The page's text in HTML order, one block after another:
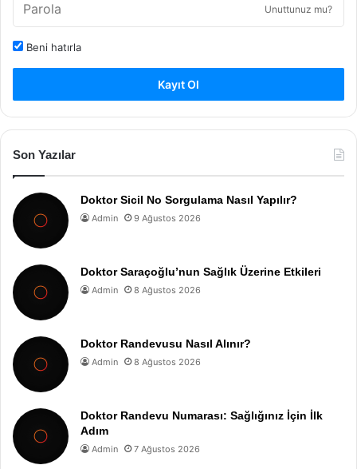
Unuttunuz mu?
Beni hatırla
Kayıt Ol
Son Yazılar
Doktor Sicil No Sorgulama Nasıl Yapılır?
Admin 9 Ağustos 2026
Doktor Saraçoğlu’nun Sağlık Üzerine Etkileri
Admin 8 Ağustos 2026
Doktor Randevusu Nasıl Alınır?
Admin 8 Ağustos 2026
Doktor Randevu Numarası: Sağlığınız İçin İlk
Adım
Admin 7 Ağustos 2026